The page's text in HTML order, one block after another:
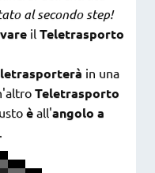
al secondo step!
il Teletrasporto
in una
Teletrasporto
è all'angolo a
.